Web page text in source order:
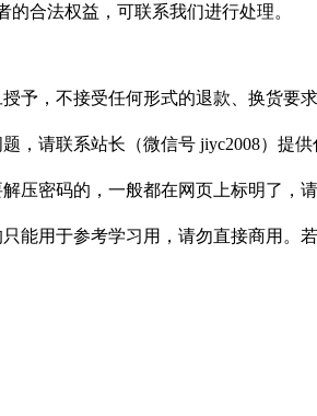
合法权益，可联系我们进行处理。
予，不接受任何形式的退款、换货要
，请联系站长（微信号 jiyc2008）提供
压密码的，一般都在网页上标明了，
能用于参考学习用，请勿直接商用。